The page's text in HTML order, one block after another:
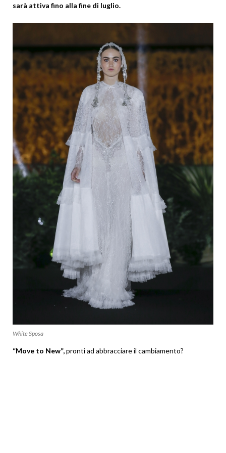
sarà attiva fino alla fine di luglio.
White Sposa
“Move to New”,pronti ad abbracciare il cambiamento?